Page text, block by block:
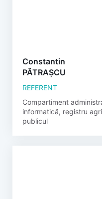
Constantin
PĂTRAȘCU
REFERENT
Compartiment
informatică, registru
publicul